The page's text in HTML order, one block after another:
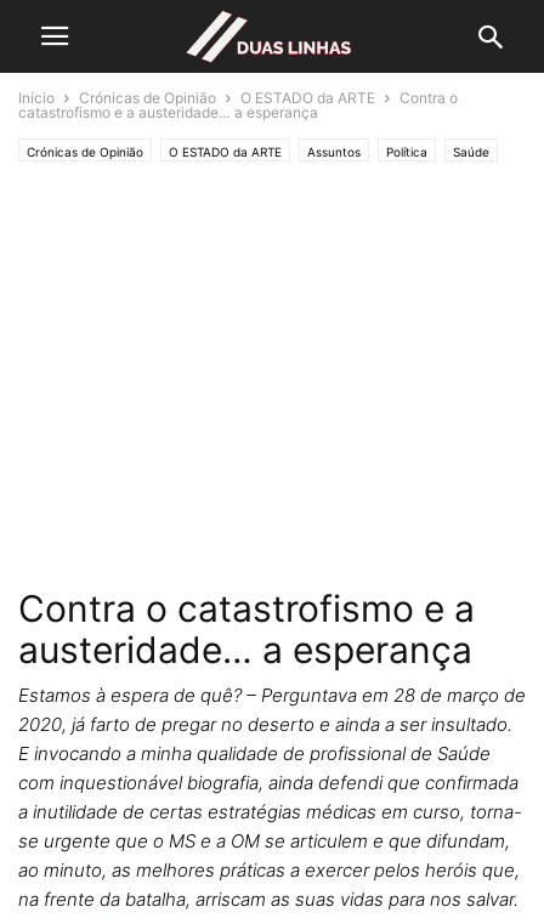
Início Crónicas de Opinião O ESTADO da ARTE
Contra o
catastrofismo e a austeridade… a esperança
Crónicas de Opinião O ESTADO da ARTE Assuntos Política Saúde
Contra o catastrofismo e a
austeridade… a esperança
Estamos à espera de quê? – Perguntava em 28 de março de
2020, já farto de pregar no deserto e ainda a ser insultado.
E invocando a minha qualidade de profissional de Saúde
com inquestionável biografia, ainda defendi que confirmada
a inutilidade de certas estratégias médicas em curso, torna-
se urgente que o MS e a OM se articulem e que difundam,
ao minuto, as melhores práticas a exercer pelos heróis que,
na frente da batalha, arriscam as suas vidas para nos salvar.